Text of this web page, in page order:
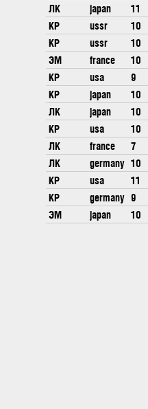
ЛК
japan 11
КР
ussr 10
КР
ussr 10
ЭМ
france 10
КР
usa 9
КР
japan 10
ЛК
japan 10
КР
usa 10
ЛК
france 7
ЛК
germany 10
КР
usa 11
КР
germany 9
ЭМ
japan 10